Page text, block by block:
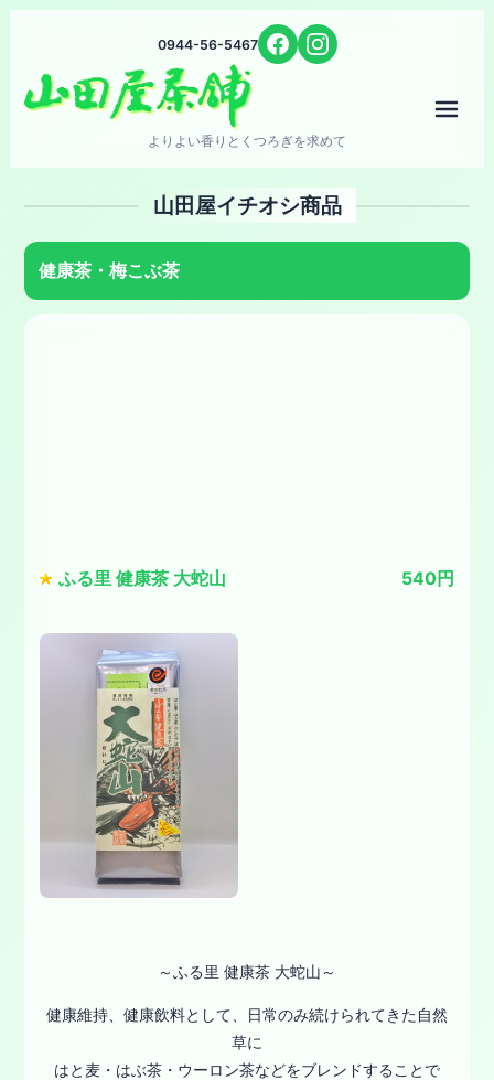
0944-56-5467
よりよい香りとくつろぎを求めて
山田屋イチオシ商品
健康茶・梅こぶ茶
ふる里 健康茶 大蛇山 540円
～ふる里 健康茶 大蛇山～
健康維持、健康飲料として、日常のみ続けられてきた自然
草に
はと麦・はぶ茶・ウーロン茶などをブレンドすることで